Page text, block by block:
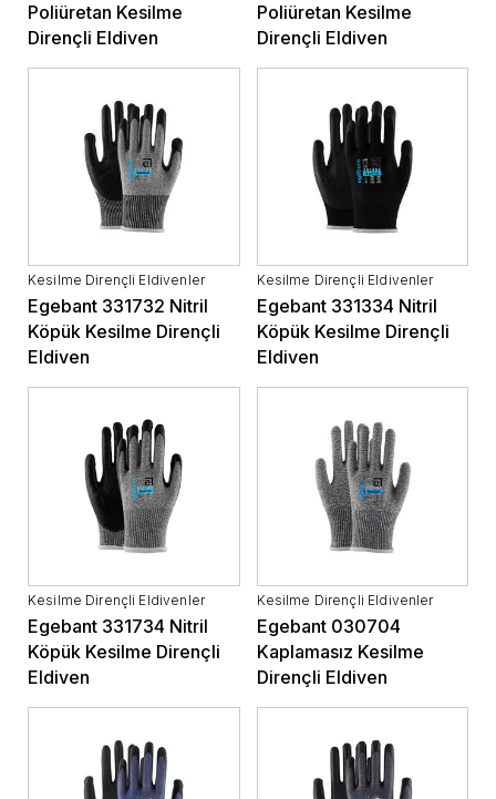
Poliüretan Kesilme
Dirençli Eldiven
Poliüretan Kesilme
Dirençli Eldiven
Kesilme Dirençli Eldivenler
Egebant 331732 Nitril
Köpük Kesilme Dirençli
Eldiven
Kesilme Dirençli Eldivenler
Egebant 331334 Nitril
Köpük Kesilme Dirençli
Eldiven
Kesilme Dirençli Eldivenler
Egebant 331734 Nitril
Köpük Kesilme Dirençli
Eldiven
Kesilme Dirençli Eldivenler
Egebant 030704
Kaplamasız Kesilme
Dirençli Eldiven